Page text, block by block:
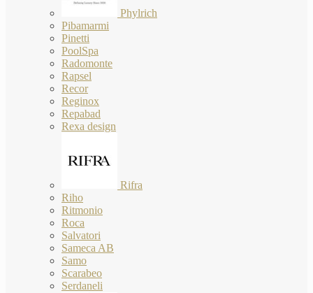
Phylrich
Pibamarmi
Pinetti
PoolSpa
Radomonte
Rapsel
Recor
Reginox
Repabad
Rexa design
Rifra
Riho
Ritmonio
Roca
Salvatori
Sameca AB
Samo
Scarabeo
Serdaneli